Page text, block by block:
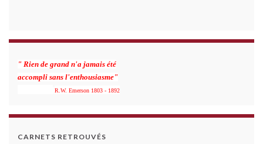
" Rien de grand n'a jamais été
accompli sans l'enthousiasme"
R.W. Emerson 1803 - 1892
CARNETS RETROUVÉS